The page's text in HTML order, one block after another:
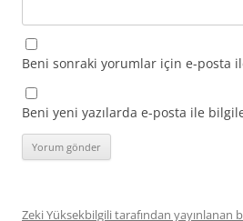
Beni sonraki yorumlar için e-posta
Beni yeni yazılarda e-posta ile
Zeki Yüksekbilgili tarafından yayınlanan